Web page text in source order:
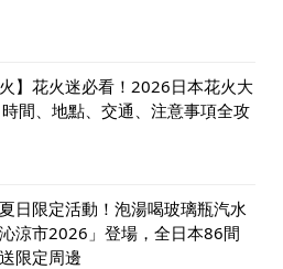
火】花火迷必看！2026日本花火大
間、地點、交通、注意事項全攻
日限定活動！泡湯喝玻璃瓶汽水
沁涼市2026」登場，全日本86間
限定周邊